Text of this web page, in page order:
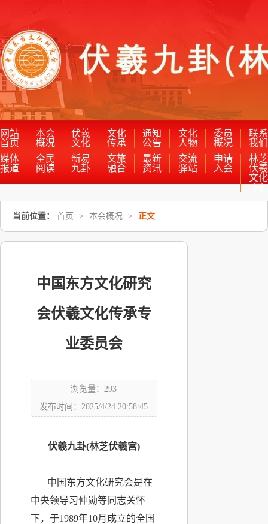
网站
首页
本会
概况
伏羲
文化
文化
传承
通知
公告
文化
人物
委员
概况
联系
我们
媒体
报道
全民
阅读
新易
九卦
文旅
融合
最新
资讯
交流
驿站
申请
入会
林芝
伏羲
文化
园
当前位置： 首页 > 本会概况 > 正文
中国东方文化研究
会伏羲文化传承专
业委员会
浏览量：293
发布时间：2025/4/24 20:58:45
伏羲九卦(林芝伏羲宫)
中国东方文化研究会是在
中央领导习仲勋等同志关怀
下，于1989年10月成立的全国